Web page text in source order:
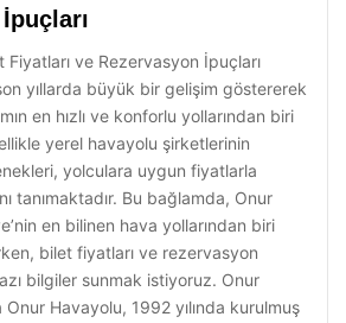
Fiyatları ve Rezervasyon İpuçları
yıllarda büyük bir gelişim göstererek
en hızlı ve konforlu yollarından biri
yerel havayolu şirketlerinin
yolculara uygun fiyatlarla
tanımaktadır. Bu bağlamda, Onur
en bilinen hava yollarından biri
bilet fiyatları ve rezervasyon
bilgiler sunmak istiyoruz. Onur
Onur Havayolu, 1992 yılında kurulmuş